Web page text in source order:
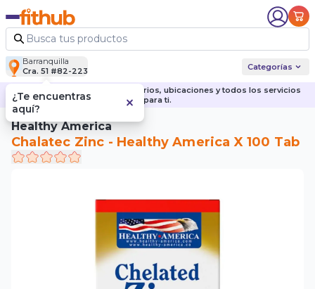
Barranquilla
Cra. 51 #82-223
Categorías
Descubre nuestras sedes, horarios, ubicaciones y todos los servicios
para ti.
Healthy America
Chalatec Zinc - Healthy America X 100 Tab
¿Te encuentras
aquí?